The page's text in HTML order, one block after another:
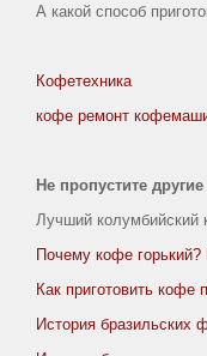
А какой способ
Кофетехника
кофе ремонт
Не пропустите
Лучший колумбийский
Почему кофе горький?
Как приготовить кофе
История бразильских